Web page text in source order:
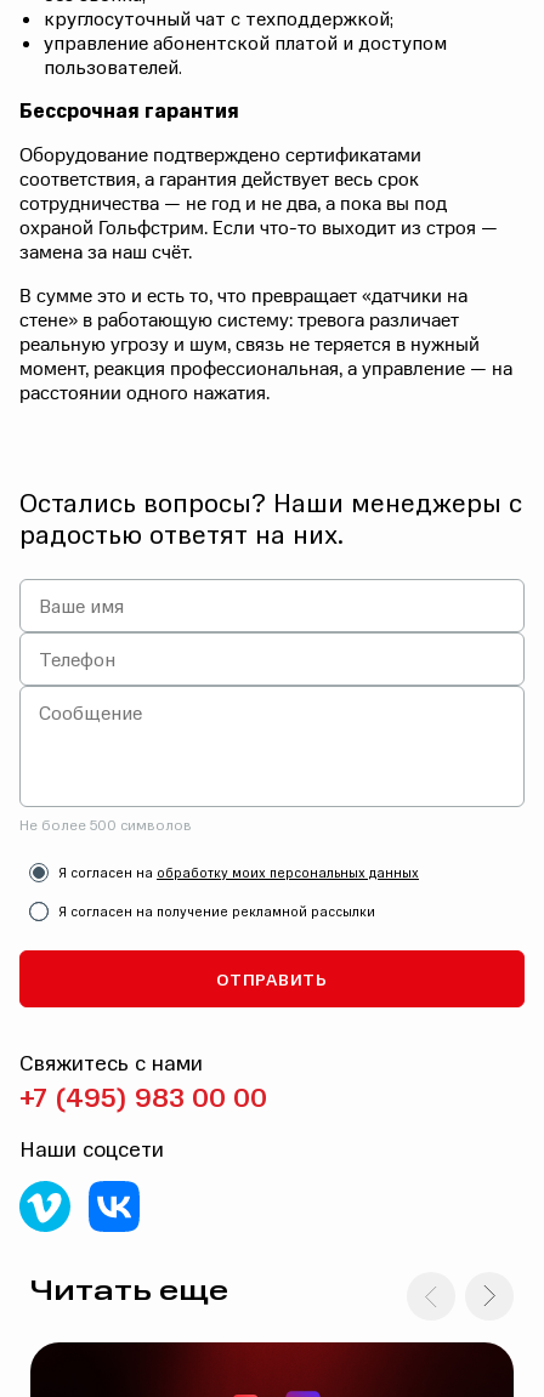
круглосуточный чат с техподдержкой;
управление абонентской платой и доступом
пользователей.
Бессрочная гарантия
Оборудование подтверждено сертификатами
соответствия, а гарантия действует весь срок
сотрудничества — не год и не два, а пока вы под
охраной Гольфстрим. Если что-то выходит из строя —
замена за наш счёт.
В сумме это и есть то, что превращает «датчики на
стене» в работающую систему: тревога различает
реальную угрозу и шум, связь не теряется в нужный
момент, реакция профессиональная, а управление — на
расстоянии одного нажатия.
Остались вопросы? Наши менеджеры с
радостью ответят на них.
Не более 500 символов
Я согласен на обработку моих персональных данных
Я согласен на получение рекламной рассылки
ОТПРАВИТЬ
Свяжитесь с нами
+7 (495) 983 00 00
Наши соцсети
Читать еще